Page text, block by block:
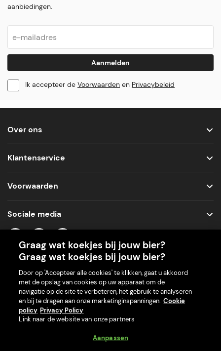
aanbiedingen.
Aanmelden
Ik accepteer de Voorwaarden en Privacybeleid
Over ons
Klantenservice
Voorwaarden
Sociale media
Onze app voor je machine
Graag wat koekjes bij jouw bier?
Graag wat koekjes bij jouw bier?
Door op 'Accepteer alle cookies' te klikken, gaat u akkoord
met de opslag van cookies op uw apparaat om de
navigatie op de site te verbeteren, het gebruik te analyseren
en bij te dragen aan onze marketinginspanningen. Cookie
policy Privacy Policy
Link naar de website van onze partners
Aanpassen